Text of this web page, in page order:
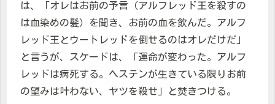
は、「オレはお前の予言（アルフレッド王を殺すの
は血染めの髪）を聞き、お前の血を飲んだ。アルフ
レッド王とウートレッドを倒せるのはオレだけだ」
と言うが、スケードは、「運命が変わった。アルフ
レッドは病死する。ヘステンが生きている限りお前
の望みは叶わない、ヤツを殺せ」と焚きつける。